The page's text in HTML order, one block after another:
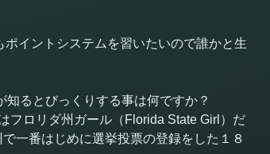
イントシステムを習いたいので誰かと生
るとびっくりする事は何ですか？
フロリダ州ガール（Florida State Girl）だ
一番はじめに選挙投票の登録をした１８